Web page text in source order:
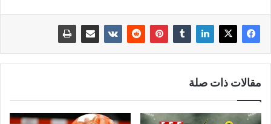
مقالات ذات صلة